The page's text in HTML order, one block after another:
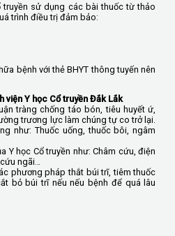
sử dụng các bài thuốc từ thảo
trình điều trị đảm bảo:
bệnh với thẻ BHYT thông tuyến nên
viện Y học Cổ truyền Đắk Lắk
tràng chống táo bón, tiêu huyết ứ,
trương lực làm chúng tự co trở lại.
như: Thuốc uống, thuốc bôi, ngâm
Y học Cổ truyền như: Châm cứu, điện
ngãi…
phương pháp thắt búi trĩ, tiêm thuốc
bỏ búi trĩ nếu nếu bệnh để quá lâu